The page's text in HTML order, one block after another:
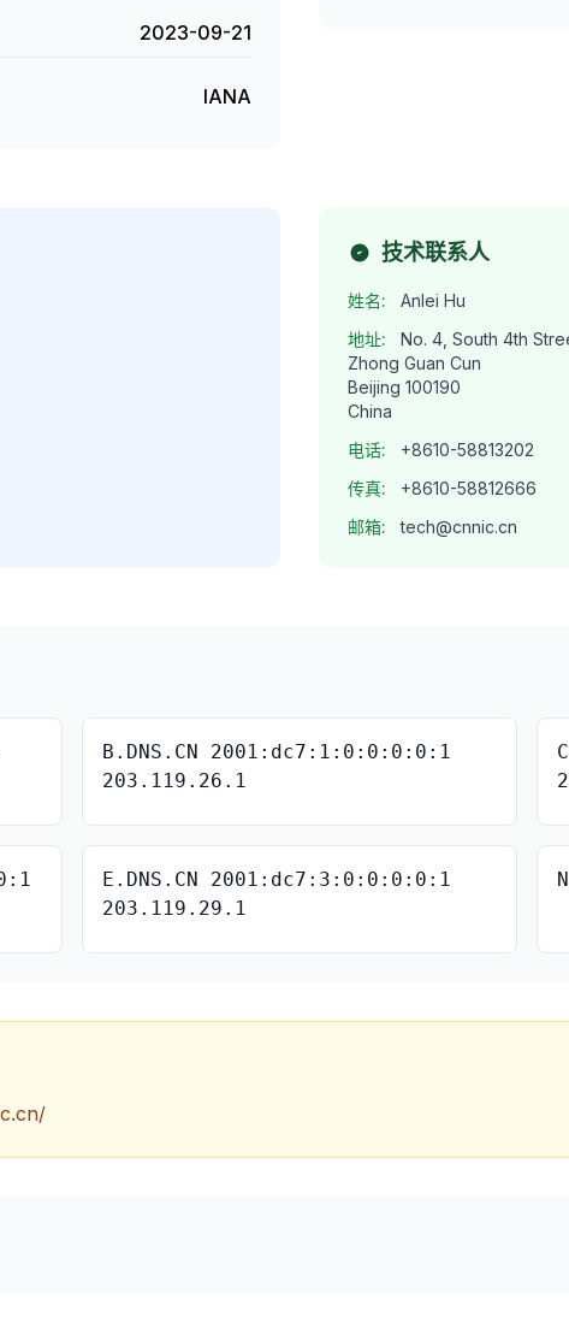
2023-09-21
IANA
技术联系人
姓名:
Anlei Hu
地址:
No. 4, South 4th
Zhong Guan Cun
Beijing 100190
China
电话:
+8610-58813202
传真:
+8610-58812666
邮箱:
tech@cnnic.cn
B.DNS.CN 2001:dc7:1:0:0:0:0:1
203.119.26.1
E.DNS.CN 2001:dc7:3:0:0:0:0:1
203.119.29.1